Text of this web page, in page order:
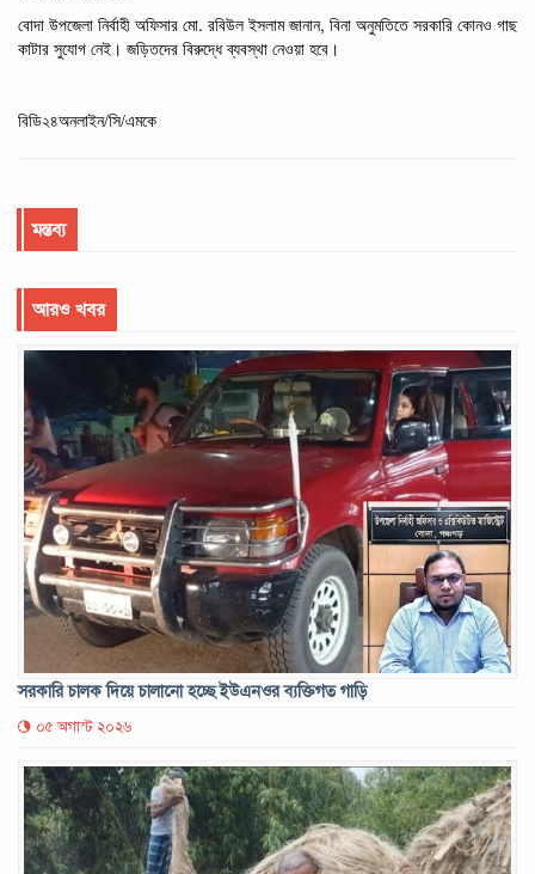
বোদা উপজেলা নির্বাহী অফিসার মো. রবিউল ইসলাম জানান, বিনা অনুমতিতে সরকারি কোনও গাছ
কাটার সুযোগ নেই। জড়িতদের বিরুদ্ধে ব্যবস্থা নেওয়া হবে।
বিডি২৪অনলাইন/সি/এমকে
মন্তব্য
আরও খবর
সরকারি চালক দিয়ে চালানো হচ্ছে ইউএনওর ব্যক্তিগত গাড়ি
০৫ অগাস্ট ২০২৬